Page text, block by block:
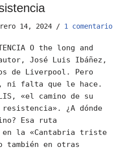
14, 2024 1 comentario
O the long and
José Luis Ibáñez,
de Liverpool. Pero
ni falta que le hace.
«el camino de su
¿A dónde
Esa ruta
la «Cantabria triste
también en otras